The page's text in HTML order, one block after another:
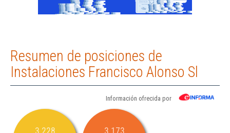
Resumen de posiciones de
Instalaciones Francisco Alonso Sl
Información ofrecida por